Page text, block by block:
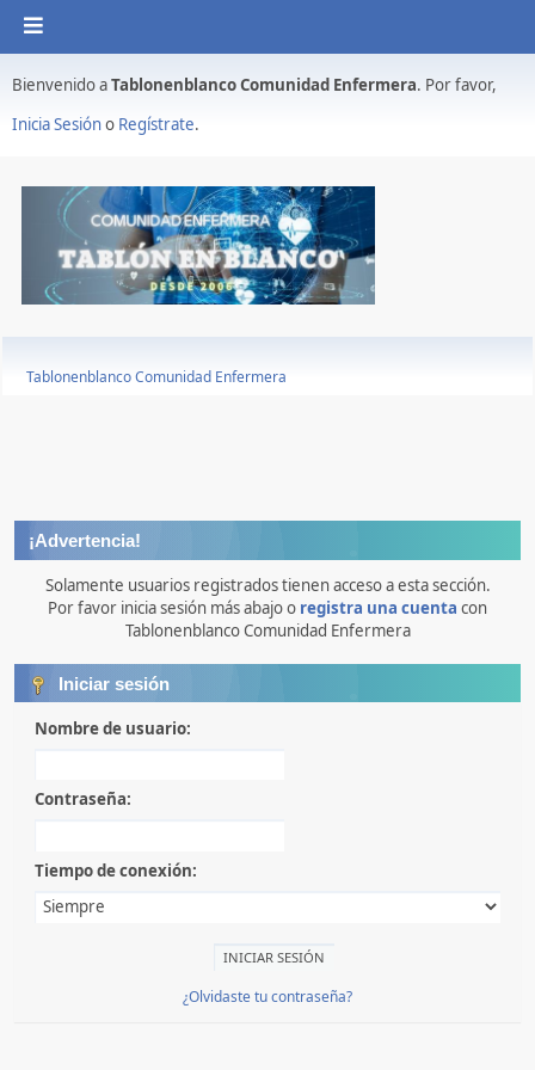
Bienvenido aTablonenblanco Comunidad Enfermera. Por favor,
Inicia Sesióno Regístrate.
Tablonenblanco Comunidad Enfermera
¡Advertencia!
Solamente usuarios registrados tienen acceso a esta sección.
Por favor inicia sesión más abajo o registra una cuenta con
Tablonenblanco Comunidad Enfermera
Iniciar sesión
Nombre de usuario:
Contraseña:
Tiempo de conexión:
¿Olvidaste tu contraseña?